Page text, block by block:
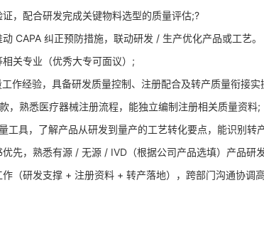
，配合研发完成关键物料选型的质量评估;?
CAPA 纠正预防措施，联动研发 / 生产优化产品或工艺
关专业（优秀大专可面议）;
作经验，具备研发质量控制、注册配合及转产质量衔接实
，熟悉医疗器械注册流程，能独立编制注册相关质量资料;
工具，了解产品从研发到量产的工艺转化要点，能识别转
先，熟悉有源 / 无源 / IVD（根据公司产品选填）产品研
（研发支撑 + 注册资料 + 转产落地），跨部门沟通协调